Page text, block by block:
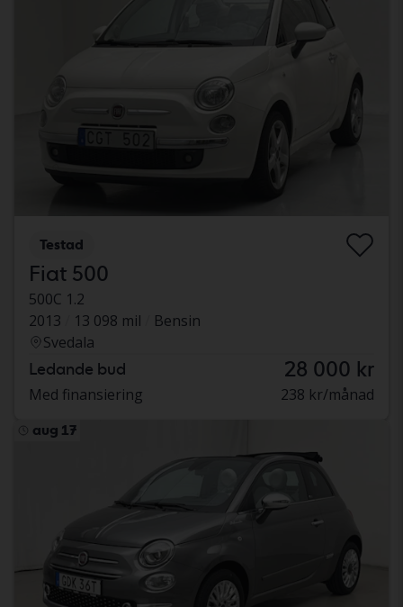
Testad
Fiat 500
500C 1.2
2013
13 098 mil
Bensin
Svedala
Ledande bud 28 000 kr
Med finansiering 238 kr/månad
aug 17